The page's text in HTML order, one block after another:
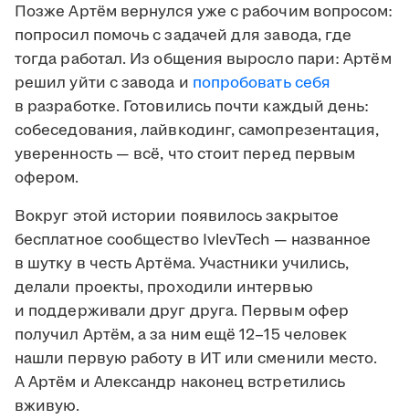
Позже Артём вернулся уже с рабочим вопросом:
попросил помочь с задачей для завода, где
тогда работал. Из общения выросло пари: Артём
решил уйти с завода и попробовать себя
в разработке. Готовились почти каждый день:
собеседования, лайвкодинг, самопрезентация,
уверенность — всё, что стоит перед первым
офером.
Вокруг этой истории появилось закрытое
бесплатное сообщество IvlevTech — названное
в шутку в честь Артёма. Участники учились,
делали проекты, проходили интервью
и поддерживали друг друга. Первым офер
получил Артём, а за ним ещё 12–15 человек
нашли первую работу в ИТ или сменили место.
А Артём и Александр наконец встретились
вживую.